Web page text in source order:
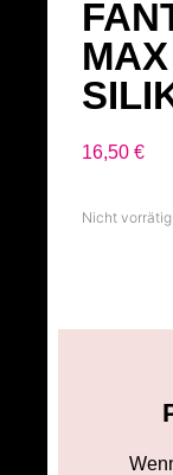
16,50€
Nicht vorrätig